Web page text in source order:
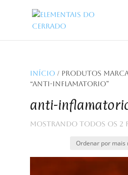
Início/ Produtos
“anti-inflamatorio”
anti-
Mostrando todos os 2